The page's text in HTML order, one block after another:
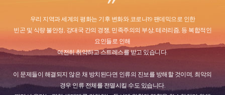
우리 지역과 세계의 평화는 기후 변화와 코로나19 팬데믹으로 인한
빈곤 및 식량 불안정, 강대국 간의 경쟁, 민족주의의 부상, 테러리즘, 등 복합적인
요인들로 인해
여전히 취약하고 스트레스를 받고 있습니다.
이 문제들이 해결되지 않은 채 방치된다면 인류의 진보를 방해할 것이며, 최악의
경우 인류 전체를 전멸시킬 수도 있습니다.